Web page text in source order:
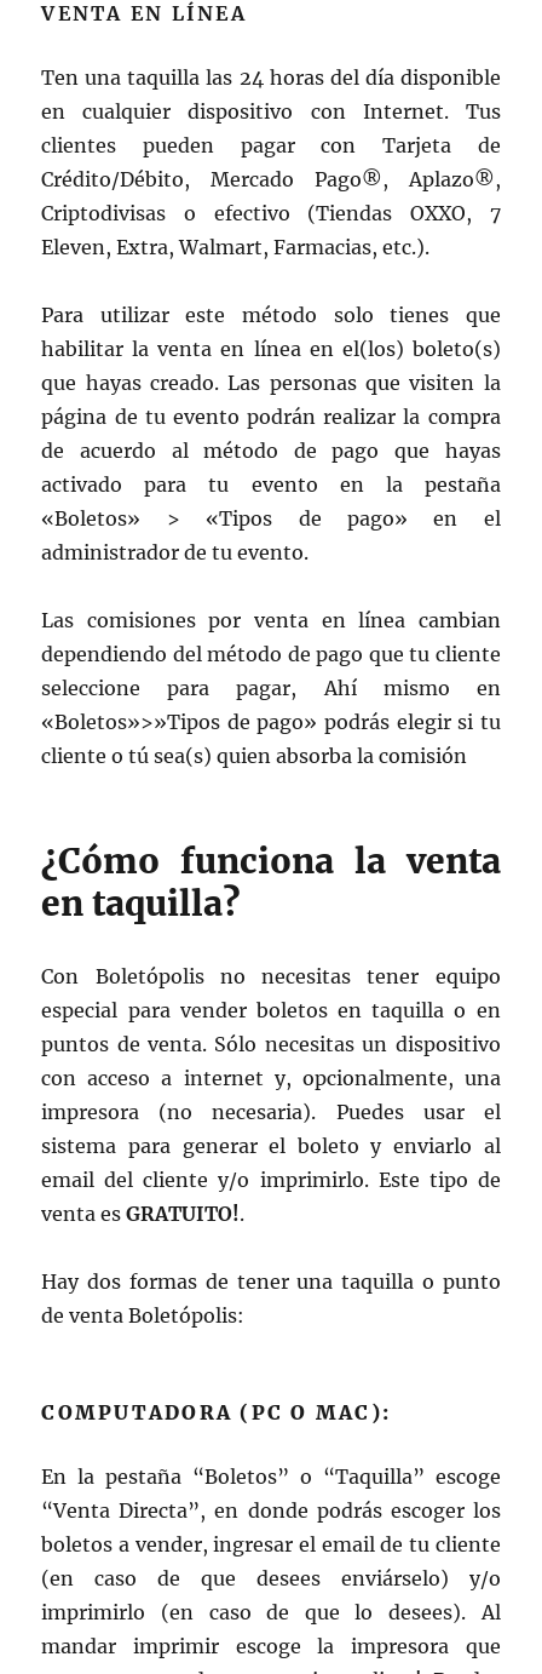
VENTA EN LÍNEA
Ten una taquilla las 24 horas del día disponible
en cualquier dispositivo con Internet. Tus
clientes pueden pagar con Tarjeta de
Crédito/Débito, Mercado Pago®, Aplazo®,
Criptodivisas o efectivo (Tiendas OXXO, 7
Eleven, Extra, Walmart, Farmacias, etc.).
Para utilizar este método solo tienes que
habilitar la venta en línea en el(los) boleto(s)
que hayas creado. Las personas que visiten la
página de tu evento podrán realizar la compra
de acuerdo al método de pago que hayas
activado para tu evento en la pestaña
«Boletos» > «Tipos de pago» en el
administrador de tu evento.
Las comisiones por venta en línea cambian
dependiendo del método de pago que tu cliente
seleccione para pagar, Ahí mismo en
«Boletos»>»Tipos de pago» podrás elegir si tu
cliente o tú sea(s) quien absorba la comisión
¿Cómo funciona la venta
en taquilla?
Con Boletópolis no necesitas tener equipo
especial para vender boletos en taquilla o en
puntos de venta. Sólo necesitas un dispositivo
con acceso a internet y, opcionalmente, una
impresora (no necesaria). Puedes usar el
sistema para generar el boleto y enviarlo al
email del cliente y/o imprimirlo. Este tipo de
venta esGRATUITO!.
Hay dos formas de tener una taquilla o punto
de venta Boletópolis:
COMPUTADORA (PC O MAC):
En la pestaña “Boletos” o “Taquilla” escoge
“Venta Directa”, en donde podrás escoger los
boletos a vender, ingresar el email de tu cliente
(en caso de que desees enviárselo) y/o
imprimirlo (en caso de que lo desees). Al
mandar imprimir escoge la impresora que